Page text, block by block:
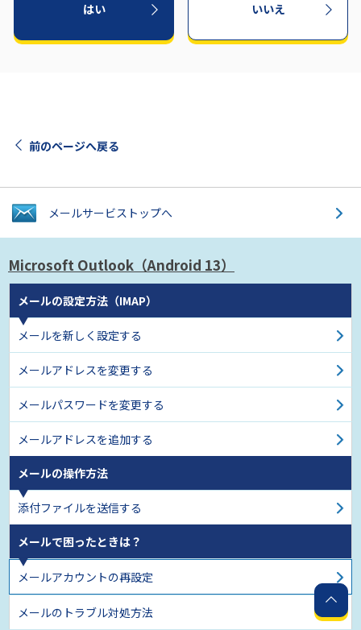
はい いいえ
前のページへ戻る
メールサービス トップへ
Microsoft Outlook （Android 13）
メールの設定方法（IMAP）
メールを新しく設定する
メールアドレスを変更する
メールパスワードを変更する
メールアドレスを追加する
メールの操作方法
添付ファイルを送信する
メールで困ったときは？
メールアカウントの再設定
メールのトラブル対処方法